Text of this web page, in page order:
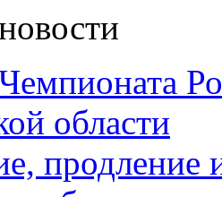
области
продление